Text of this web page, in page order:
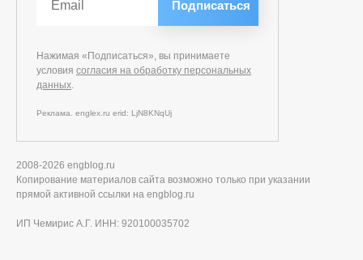
Нажимая «Подписаться», вы принимаете
условия согласия на обработку персональных
данных.
Реклама. englex.ru erid: LjN8KNqUj
2008-2026 engblog.ru
Копирование материалов сайта возможно только при указании
прямой активной ссылки на engblog.ru
ИП Чемирис А.Г. ИНН: 920100035702